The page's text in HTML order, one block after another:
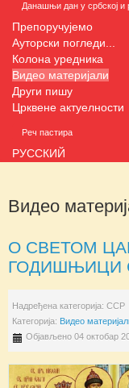
Данашњи дан у србској и
Препоручујемо
Ауторски погледи...
Колона уредника
Видео материјали
Други пишу
Црквене актуелности
Реч пастира
РУССКИЙ
Видео
О СВЕТОМ
ГОДИШЊИЦИ
Надређена категорија: ССР
Категорија: Видео
Објављено 04 октобар